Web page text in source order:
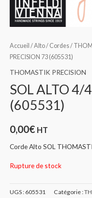
Accueil /Alto/ Cordes/
PRECISION 73 (605531)
THOMASTIK PRECISION
SOL ALTO 4/
(605531)
0,00€ HT
Corde Alto SOL
Rupture de stock
UGS : 605531 Catégorie :